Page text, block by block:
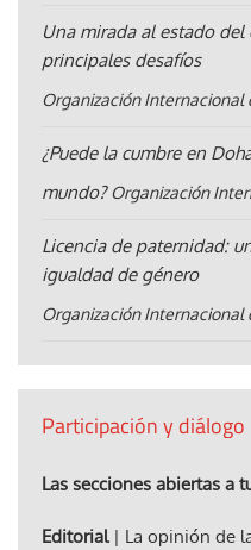
Una mirada al estado
principales desafíos
Organización Internacional
¿Puede la cumbre en
mundo? Organización
Licencia de paternidad:
igualdad de género
Organización Internacional
Participación y diálogo
Las secciones abiertas a
Editorial| La opinión de